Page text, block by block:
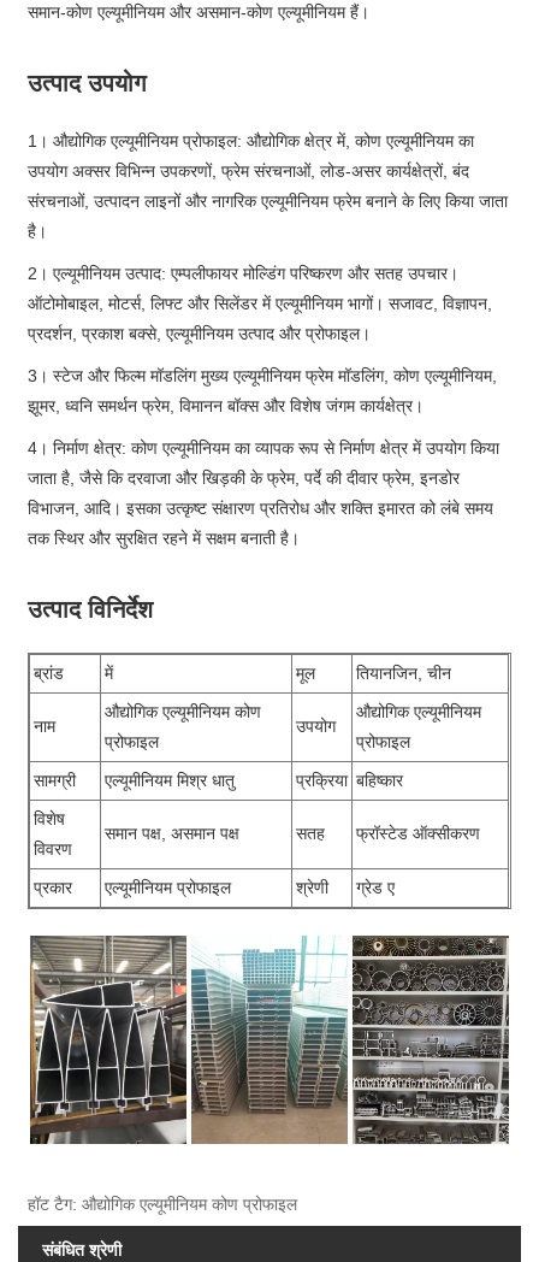
समान-कोण एल्यूमीनियम और असमान-कोण एल्यूमीनियम हैं।
उत्पाद उपयोग
1। औद्योगिक एल्यूमीनियम प्रोफाइल: औद्योगिक क्षेत्र में, कोण एल्यूमीनियम का
उपयोग अक्सर विभिन्न उपकरणों, फ्रेम संरचनाओं, लोड-असर कार्यक्षेत्रों, बंद
संरचनाओं, उत्पादन लाइनों और नागरिक एल्यूमीनियम फ्रेम बनाने के लिए किया जाता
है।
2। एल्यूमीनियम उत्पाद: एम्पलीफायर मोल्डिंग परिष्करण और सतह उपचार।
ऑटोमोबाइल, मोटर्स, लिफ्ट और सिलेंडर में एल्यूमीनियम भागों। सजावट, विज्ञापन,
प्रदर्शन, प्रकाश बक्से, एल्यूमीनियम उत्पाद और प्रोफाइल।
3। स्टेज और फिल्म मॉडलिंग मुख्य एल्यूमीनियम फ्रेम मॉडलिंग, कोण एल्यूमीनियम,
झूमर, ध्वनि समर्थन फ्रेम, विमानन बॉक्स और विशेष जंगम कार्यक्षेत्र।
4। निर्माण क्षेत्र: कोण एल्यूमीनियम का व्यापक रूप से निर्माण क्षेत्र में उपयोग किया
जाता है, जैसे कि दरवाजा और खिड़की के फ्रेम, पर्दे की दीवार फ्रेम, इनडोर
विभाजन, आदि। इसका उत्कृष्ट संक्षारण प्रतिरोध और शक्ति इमारत को लंबे समय
तक स्थिर और सुरक्षित रहने में सक्षम बनाती है।
उत्पाद विनिर्देश
ब्रांड में मूल तियानजिन, चीन
नाम
औद्योगिक एल्यूमीनियम कोण
प्रोफाइल
उपयोग
औद्योगिक एल्यूमीनियम
प्रोफाइल
सामग्री
एल्यूमीनियम मिश्र धातु प्रक्रिया बहिष्कार
विशेष
विवरण
समान पक्ष, असमान पक्ष सतह फ्रॉस्टेड ऑक्सीकरण
प्रकार एल्यूमीनियम प्रोफाइल श्रेणी ग्रेड ए
हॉट टैग: औद्योगिक एल्यूमीनियम कोण प्रोफाइल
संबंधित श्रेणी